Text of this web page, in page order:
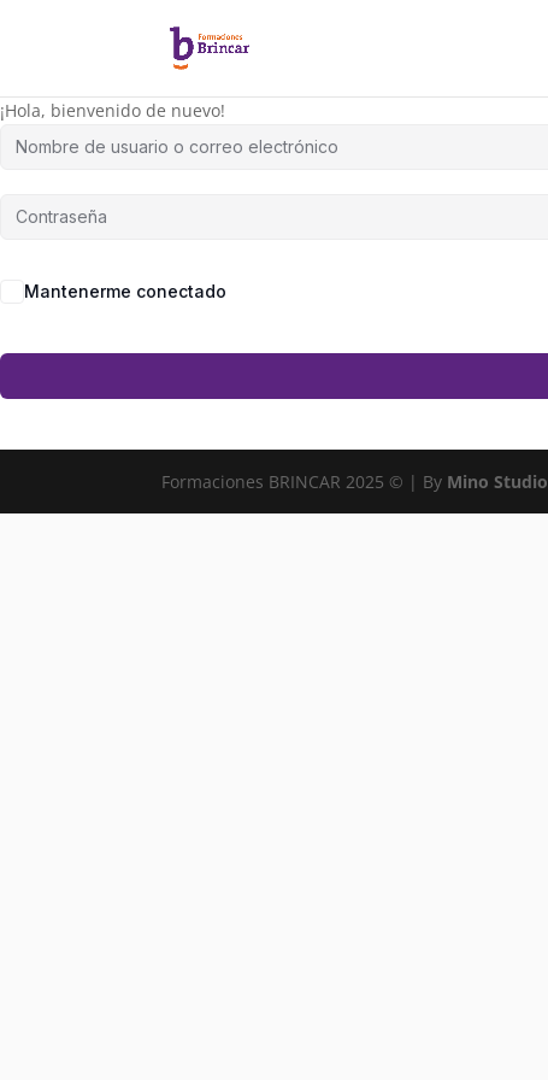
¡Hola, bienvenido de nuevo!
Mantenerme conectado
Formaciones BRINCAR 2025 © | By Mino Studio